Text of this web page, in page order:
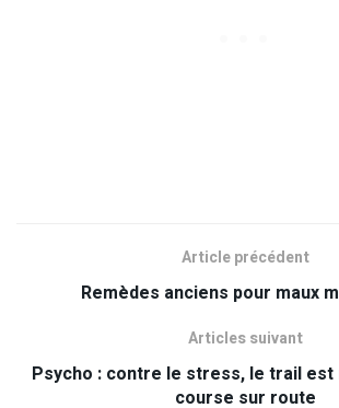
Article précédent
Remèdes anciens pour maux
Articles suivant
Psycho : contre le stress, le trail est
course sur route